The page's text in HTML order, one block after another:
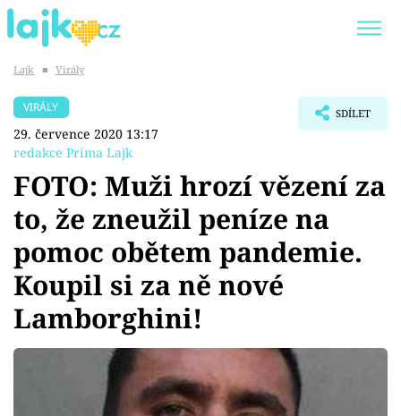
SHOPAHOLICADEL
Témata
Showbyznys
Youtubeři
Sex a vztahy
Lajk ■ Virály
VIRÁLY
29. července 2020 13:17
redakce Prima Lajk
SDÍLET
FOTO: Muži hrozí vězení za
to, že zneužil peníze na
pomoc obětem pandemie.
Koupil si za ně nové
Lamborghini!